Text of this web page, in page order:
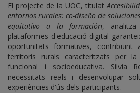
El projecte de la UOC, titulat
entornos rurales: co-diseño de
equitativo a la formación,
plataformes d'educació digital
oportunitats formatives,
territoris rurals caracteritzats per la
funcional i socioeducativa. Silvia
necessitats reals i desenvolupar
experiències d'ús dels participants.